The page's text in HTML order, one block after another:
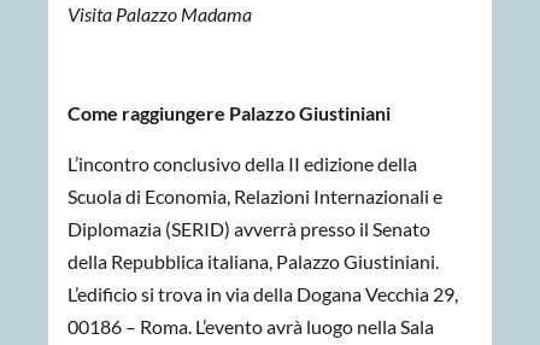
Visita Palazzo Madama
Come raggiungere Palazzo Giustiniani
L’incontro conclusivo della II edizione della
Scuola di Economia, Relazioni Internazionali e
Diplomazia (SERID) avverrà presso il Senato
della Repubblica italiana, Palazzo Giustiniani.
L’edificio si trova in via della Dogana Vecchia 29,
00186 – Roma. L’evento avrà luogo nella Sala